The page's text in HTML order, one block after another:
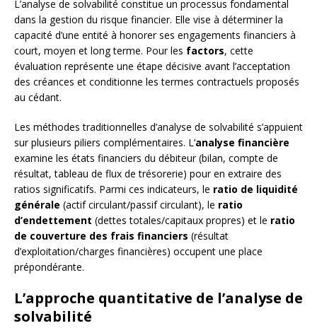
L’analyse de solvabilité constitue un processus fondamental
dans la gestion du risque financier. Elle vise à déterminer la
capacité d’une entité à honorer ses engagements financiers à
court, moyen et long terme. Pour les factors, cette
évaluation représente une étape décisive avant l’acceptation
des créances et conditionne les termes contractuels proposés
au cédant.
Les méthodes traditionnelles d’analyse de solvabilité s’appuient
sur plusieurs piliers complémentaires. L’analyse financière
examine les états financiers du débiteur (bilan, compte de
résultat, tableau de flux de trésorerie) pour en extraire des
ratios significatifs. Parmi ces indicateurs, le ratio de liquidité
générale (actif circulant/passif circulant), le ratio
d’endettement (dettes totales/capitaux propres) et le ratio
de couverture des frais financiers (résultat
d’exploitation/charges financières) occupent une place
prépondérante.
L’approche quantitative de l’analyse de
solvabilité